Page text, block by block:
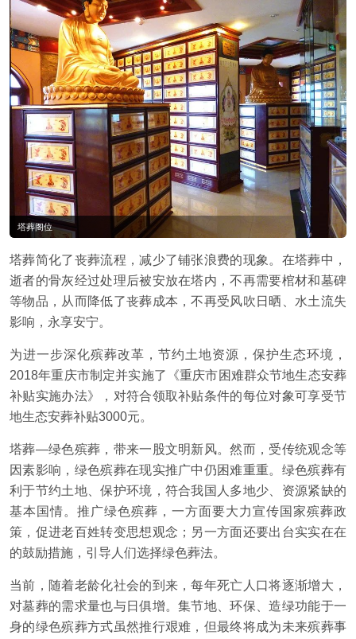
塔葬阁位
塔葬简化了丧葬流程，减少了铺张浪费的现象。在塔葬中，
逝者的骨灰经过处理后被安放在塔内，不再需要棺材和墓碑
等物品，从而降低了丧葬成本，不再受风吹日晒、水土流失
影响，永享安宁。
为进一步深化殡葬改革，节约土地资源，保护生态环境，
2018年重庆市制定并实施了《重庆市困难群众节地生态安葬
补贴实施办法》，对符合领取补贴条件的每位对象可享受节
地生态安葬补贴3000元。
塔葬—绿色殡葬，带来一股文明新风。然而，受传统观念等
因素影响，绿色殡葬在现实推广中仍困难重重。绿色殡葬有
利于节约土地、保护环境，符合我国人多地少、资源紧缺的
基本国情。推广绿色殡葬，一方面要大力宣传国家殡葬政
策，促进老百姓转变思想观念；另一方面还要出台实实在在
的鼓励措施，引导人们选择绿色葬法。
当前，随着老龄化社会的到来，每年死亡人口将逐渐增大，
对墓葬的需求量也与日俱增。集节地、环保、造绿功能于一
身的绿色殡葬方式虽然推行艰难，但最终将成为未来殡葬事